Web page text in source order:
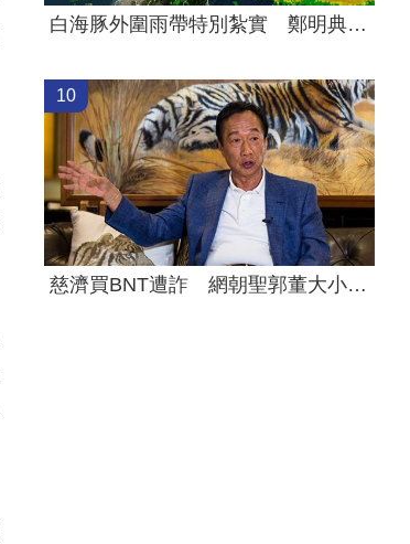
白海豚外圍雨帶特別紮實 鄭明典：別出門
10
慈濟買BNT遭詐 網朝聖郭董大小姐貼文